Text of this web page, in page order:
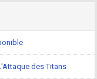
des Titans